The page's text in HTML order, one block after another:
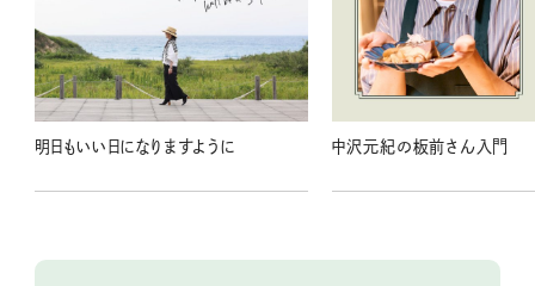
明日もいい日になりますように 中沢元紀の板前さん入門